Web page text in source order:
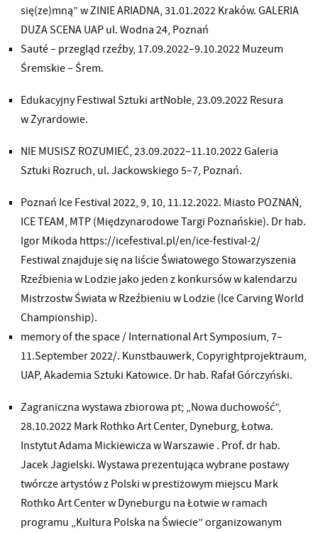
się(ze)mną” w ZINIE ARIADNA, 31.01.2022 Kraków. GALERIA
DUŻA SCENA UAP ul. Wodna 24, Poznań
Sauté – przegląd rzeźby, 17.09.2022–9.10.2022 Muzeum
Śremskie – Śrem.
Edukacyjny Festiwal Sztuki artNoble, 23.09.2022 Resura
w Żyrardowie.
NIE MUSISZ ROZUMIEĆ, 23.09.2022–11.10.2022 Galeria
Sztuki Rozruch, ul. Jackowskiego 5–7, Poznań.
Poznań Ice Festival 2022, 9, 10, 11.12.2022. Miasto POZNAŃ,
ICE TEAM, MTP (Międzynarodowe Targi Poznańskie). Dr hab.
Igor Mikoda https://icefestival.pl/en/ice-festival-2/
Festiwal znajduje się na liście Światowego Stowarzyszenia
Rzeźbienia w Lodzie jako jeden z konkursów w kalendarzu
Mistrzostw Świata w Rzeźbieniu w Lodzie (Ice Carving World
Championship).
memory of the space / International Art Symposium, 7–
11.September 2022/. Kunstbauwerk, Copyrightprojektraum,
UAP, Akademia Sztuki Katowice. Dr hab. Rafał Górczyński.
Zagraniczna wystawa zbiorowa pt; „Nowa duchowość”,
28.10.2022 Mark Rothko Art Center, Dyneburg, Łotwa.
Instytut Adama Mickiewicza w Warszawie . Prof. dr hab.
Jacek Jagielski. Wystawa prezentująca wybrane postawy
twórcze artystów z Polski w prestiżowym miejscu Mark
Rothko Art Center w Dyneburgu na Łotwie w ramach
programu „Kultura Polska na Świecie” organizowanym